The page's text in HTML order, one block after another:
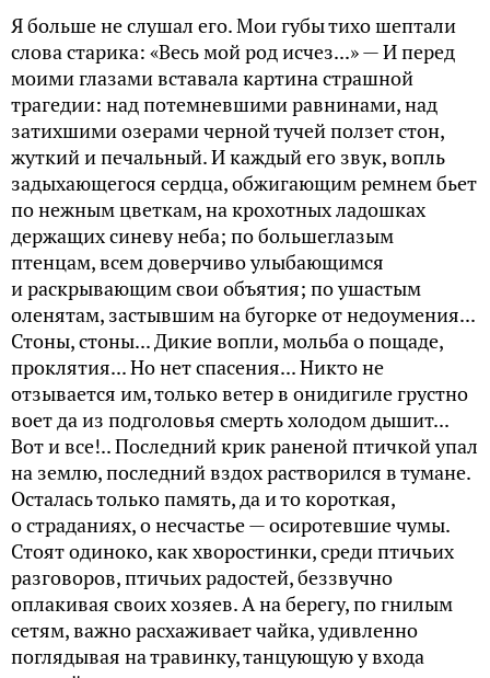
Я больше не слушал его. Мои губы тихо шептали
слова старика: «Весь мой род исчез...» — И перед
моими глазами вставала картина страшной
трагедии: над потемневшими равнинами, над
затихшими озерами черной тучей ползет стон,
жуткий и печальный. И каждый его звук, вопль
задыхающегося сердца, обжигающим ремнем бьет
по нежным цветкам, на крохотных ладошках
держащих синеву неба; по большеглазым
птенцам, всем доверчиво улыбающимся
и раскрывающим свои объятия; по ушастым
оленятам, застывшим на бугорке от недоумения...
Стоны, стоны... Дикие вопли, мольба о пощаде,
проклятия... Но нет спасения... Никто не
отзывается им, только ветер в онидигиле грустно
воет да из подголовья смерть холодом дышит...
Вот и все!.. Последний крик раненой птичкой упал
на землю, последний вздох растворился в тумане.
Осталась только память, да и то короткая,
о страданиях, о несчастье — осиротевшие чумы.
Стоят одиноко, как хворостинки, среди птичьих
разговоров, птичьих радостей, беззвучно
оплакивая своих хозяев. А на берегу, по гнилым
сетям, важно расхаживает чайка, удивленно
поглядывая на травинку, танцующую у входа